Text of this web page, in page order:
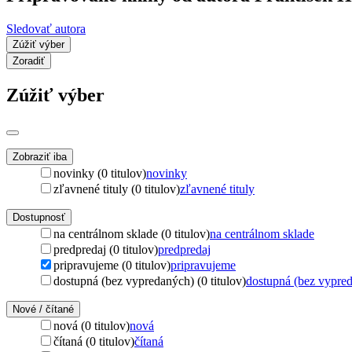
Sledovať autora
Zúžiť výber
Zoradiť
Zúžiť výber
Zobraziť iba
novinky (0 titulov)novinky
zľavnené tituly (0 titulov)zľavnené tituly
Dostupnosť
na centrálnom sklade (0 titulov)na centrálnom sklade
predpredaj (0 titulov)predpredaj
pripravujeme (0 titulov)pripravujeme
dostupná (bez vypredaných) (0 titulov)dostupná (bez
Nové / čítané
nová (0 titulov)nová
čítaná (0 titulov)čítaná